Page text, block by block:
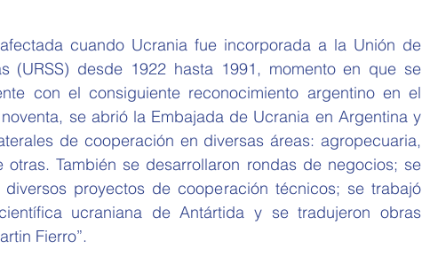
cuando Ucrania fue incorporada a la Unión de
(URSS) desde 1922 hasta 1991, momento en que se
con el consiguiente reconocimiento argentino en el
se abrió la Embajada de Ucrania en Argentina y
de cooperación en diversas áreas: agropecuaria,
otras. También se desarrollaron rondas de negocios; se
proyectos de cooperación técnicos; se trabajó
ucraniana de Antártida y se tradujeron obras
Fierro”.